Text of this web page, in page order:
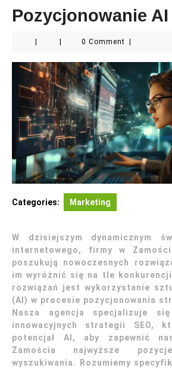
Pozycjonowanie
0 Comment
Categories: Marketing
W dzisiejszym dynamicznym
internetowego, firmy w
poszukują nowoczesnych
im wyróżnić się na tle
rozwiązań jest wykorzystanie
(AI) w procesie pozycjonowania
Nasza agencja specjalizuje
innowacyjnych strategii SEO,
potencjał AI, aby zapewnić
Zamościa najwyższe
wyszukiwania. Rozumiemy